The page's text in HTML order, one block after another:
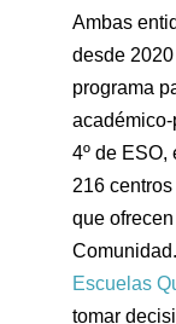
Ambas
desde
programa
4º de
216
que
Escuelas
tomar